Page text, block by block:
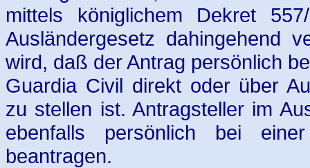
mittels königlichem Dekret
Ausländergesetz dahingehend
wird, daß der Antrag persönlich
Guardia Civil direkt oder über
zu stellen ist. Antragsteller im
ebenfalls persönlich bei
beantragen.